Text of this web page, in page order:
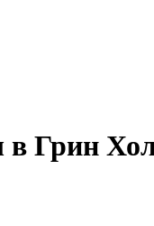
Грин